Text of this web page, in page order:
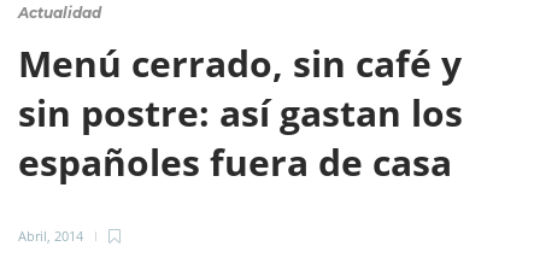
Actualidad
Menú cerrado, sin café y
sin postre: así gastan los
españoles fuera de casa
Abril, 2014